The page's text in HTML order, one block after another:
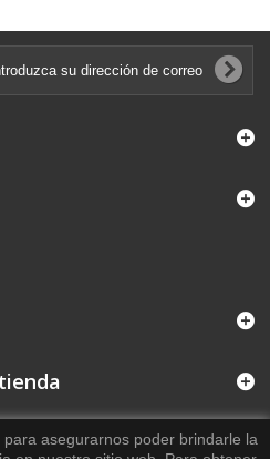
para asegurarnos poder brindarle la